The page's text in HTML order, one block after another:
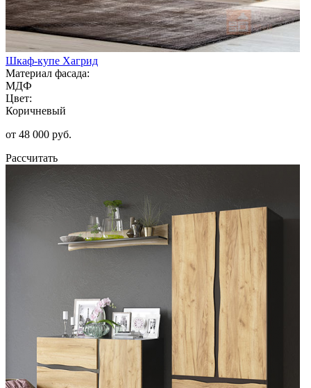
Шкаф-купе Хагрид
Материал фасада:
МДФ
Цвет:
Коричневый
от 48 000 руб.
Рассчитать